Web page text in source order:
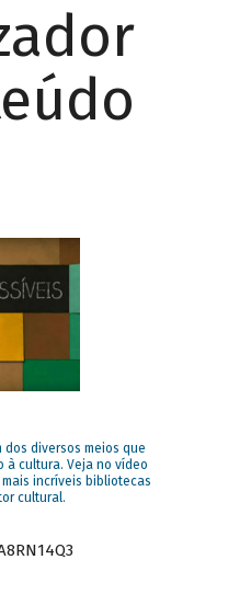
dos diversos meios que
à cultura. Veja no vídeo
incríveis bibliotecas
cultural.